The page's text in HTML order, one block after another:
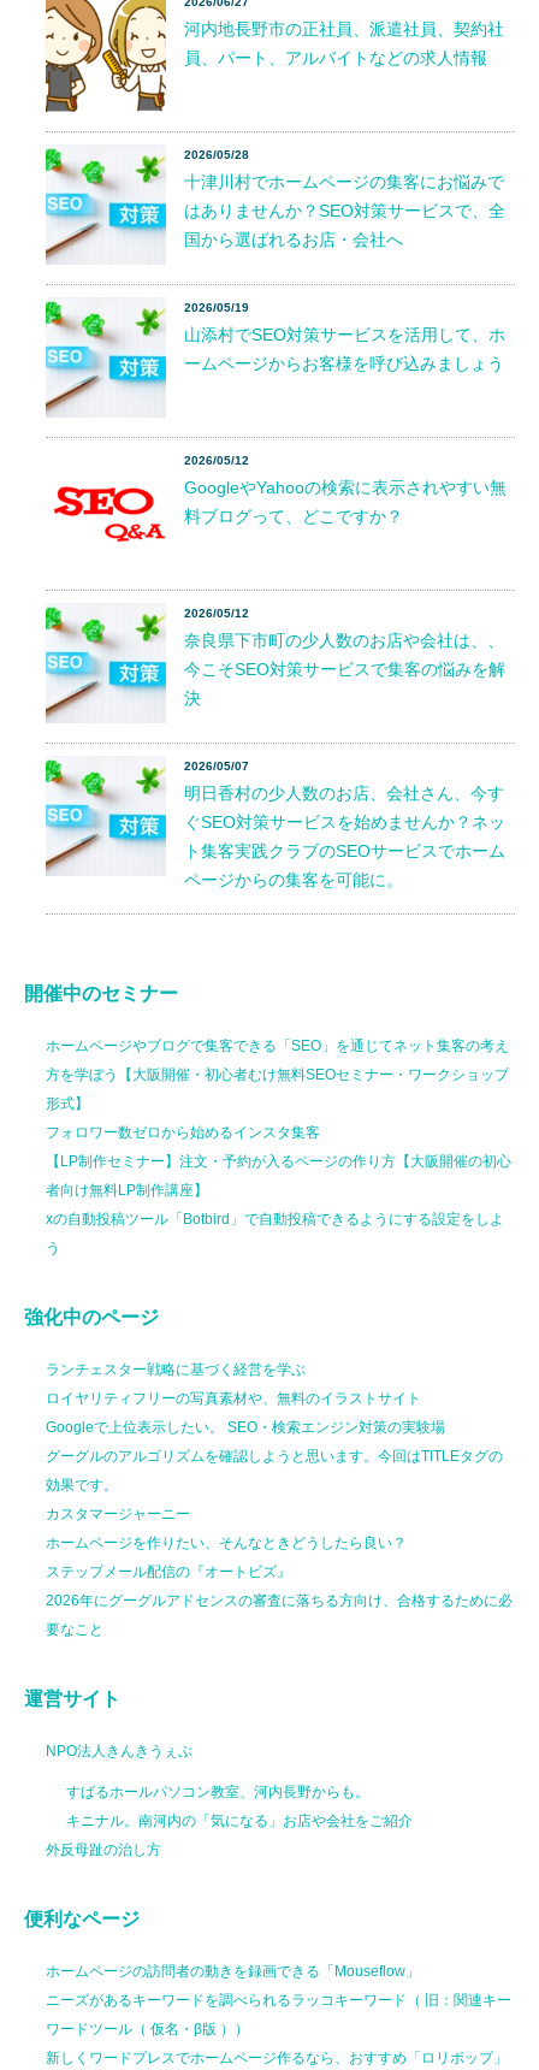
河内地長野市の正社員、派遣社員、契約社
員、パート、アルバイトなどの求人情報
2026/05/28
十津川村でホームページの集客にお悩みで
はありませんか？SEO対策サービスで、全
国から選ばれるお店・会社へ
2026/05/19
山添村でSEO対策サービスを活用して、ホ
ームページからお客様を呼び込みましょう
2026/05/12
GoogleやYahooの検索に表示されやすい無
料ブログって、どこですか？
2026/05/12
奈良県下市町の少人数のお店や会社は、、
今こそSEO対策サービスで集客の悩みを解
決
2026/05/07
明日香村の少人数のお店、会社さん、今す
ぐSEO対策サービスを始めませんか？ネッ
ト集客実践クラブのSEOサービスでホーム
ページからの集客を可能に。
開催中のセミナー
ホームページやブログで集客できる「SEO」を通じてネット集客の考え
方を学ぼう【大阪開催・初心者むけ無料SEOセミナー・ワークショップ
形式】
フォロワー数ゼロから始めるインスタ集客
【LP制作セミナー】注文・予約が入るページの作り方【大阪開催の初心
者向け無料LP制作講座】
xの自動投稿ツール「Botbird」で自動投稿できるようにする設定をしよ
う
強化中のページ
ランチェスター戦略に基づく経営を学ぶ
ロイヤリティフリーの写真素材や、無料のイラストサイト
Googleで上位表示したい。 SEO・検索エンジン対策の実験場
グーグルのアルゴリズムを確認しようと思います。今回はTITLEタグの
効果です。
カスタマージャーニー
ホームページを作りたい、そんなときどうしたら良い？
ステップメール配信の『オートビズ』
2026年にグーグルアドセンスの審査に落ちる方向け、合格するために必
要なこと
運営サイト
NPO法人きんきうぇぶ
すばるホールパソコン教室、河内長野からも。
キニナル。南河内の「気になる」お店や会社をご紹介
外反母趾の治し方
便利なページ
ホームページの訪問者の動きを録画できる「Mouseflow」
ニーズがあるキーワードを調べられるラッコキーワード（ 旧：関連キー
ワードツール（ 仮名・β版 ））
新しくワードプレスでホームページ作るなら、おすすめ「ロリポップ」